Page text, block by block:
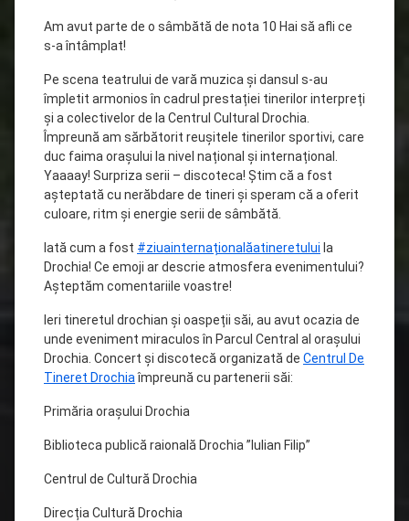
Am avut parte de o sâmbătă de nota 10 Hai să afli ce
s-a întâmplat!
Pe scena teatrului de vară muzica și dansul s-au
împletit armonios în cadrul prestației tinerilor interpreți
și a colectivelor de la Centrul Cultural Drochia.
Împreună am sărbătorit reușitele tinerilor sportivi, care
duc faima orașului la nivel național și internațional.
Yaaaay! Surpriza serii – discoteca! Știm că a fost
așteptată cu nerăbdare de tineri și speram că a oferit
culoare, ritm și energie serii de sâmbătă.
Iată cum a fost #ziuainternaționalăatineretului la
Drochia! Ce emoji ar descrie atmosfera evenimentului?
Așteptăm comentariile voastre!
Ieri tineretul drochian și oaspeții săi, au avut ocazia de
unde eveniment miraculos în Parcul Central al orașului
Drochia. Concert și discotecă organizată de Centrul De
Tineret Drochiaîmpreună cu partenerii săi:
Primăria orașului Drochia
Biblioteca publică raională Drochia ”Iulian Filip”
Centrul de Cultură Drochia
Direcția Cultură Drochia